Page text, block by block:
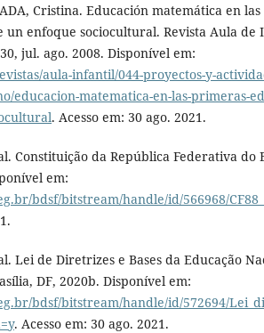
Cristina. Educación matemática en las
un enfoque sociocultural. Revista Aula de
jul. ago. 2008. Disponível em:
aula-infantil/044-proyectos-y-
educacion-matematica-en-las-primeras-
. Acesso em: 30 ago. 2021.
Constituição da República Federativa do
em:
bdsf/bitstream/handle/id/566968/
Lei de Diretrizes e Bases da Educação
DF, 2020b. Disponível em:
bdsf/bitstream/handle/id/572694/
. Acesso em: 30 ago. 2021.